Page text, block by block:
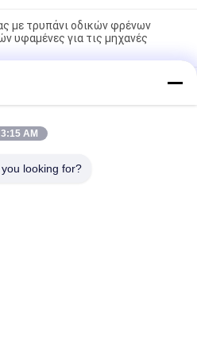
με τρυπάνι οδικών φρένων
υφαμένες για τις μηχανές
επένδυση φρένων υφασμένο
φρένων για γεωτρήσεις
φρένων Ρεζίνες φρένα
3:15 AM
looking for?